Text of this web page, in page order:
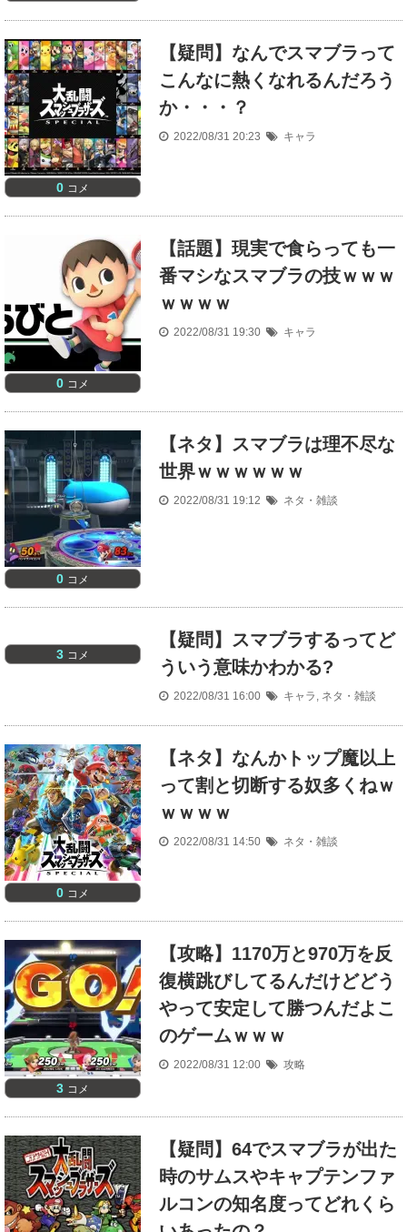
0 コメ
【疑問】なんでスマブラって
こんなに熱くなれるんだろう
か・・・？
2022/08/31 20:23 キャラ
0 コメ
【話題】現実で食らっても一
番マシなスマブラの技ｗｗｗ
ｗｗｗｗ
2022/08/31 19:30 キャラ
0 コメ
【ネタ】スマブラは理不尽な
世界ｗｗｗｗｗｗ
2022/08/31 19:12 ネタ・雑談
3 コメ
【疑問】スマブラするってど
ういう意味かわかる?
2022/08/31 16:00 キャラ , ネタ・雑談
0 コメ
【ネタ】なんかトップ魔以上
って割と切断する奴多くねｗ
ｗｗｗｗ
2022/08/31 14:50 ネタ・雑談
3 コメ
【攻略】1170万と970万を反
復横跳びしてるんだけどどう
やって安定して勝つんだよこ
のゲームｗｗｗ
2022/08/31 12:00 攻略
【疑問】64でスマブラが出た
時のサムスやキャプテンファ
ルコンの知名度ってどれくら